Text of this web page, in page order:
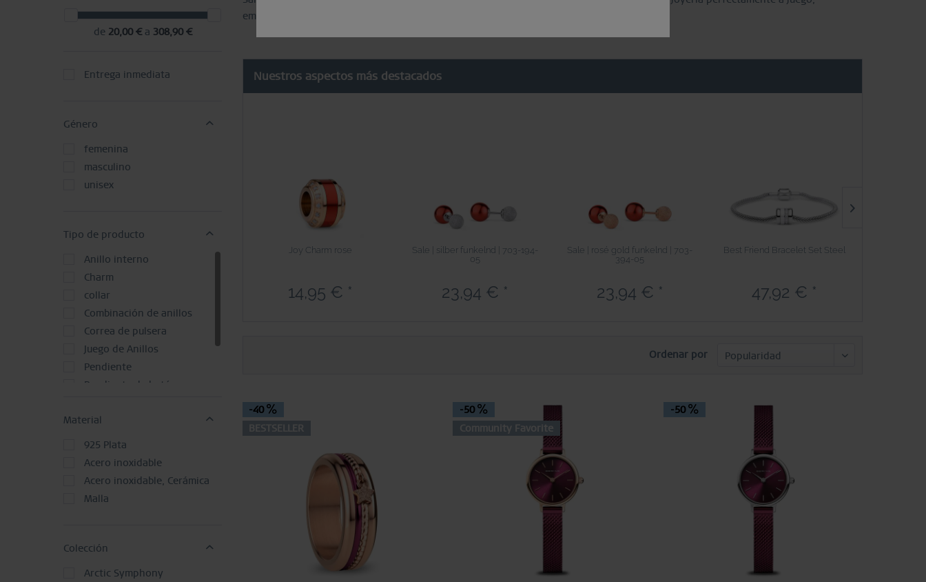
de 20,00 € a 308,90 €
Entrega inmediata
Género
femenina
masculino
unisex
Tipo de producto
Anillo interno
Charm
collar
Combinación de anillos
Correa de pulsera
Juego de Anillos
Pendiente
Pendiente de botón
Reloj
Material
925 Plata
Acero inoxidable
Acero inoxidable, Cerámica
Malla
Colección
Arctic Symphony
embalados en una caja de alta calidad.
Nuestros aspectos más destacados
Joy Charm rose
14,95 € *
Sale | silber funkelnd | 703-194-
05
23,94 € *
Sale | rosé gold funkelnd | 703-
394-05
23,94 € *
Best Friend Bracelet Set Steel
47,92 € *
Ordenar por
-40
-50
Community Favorite
-50